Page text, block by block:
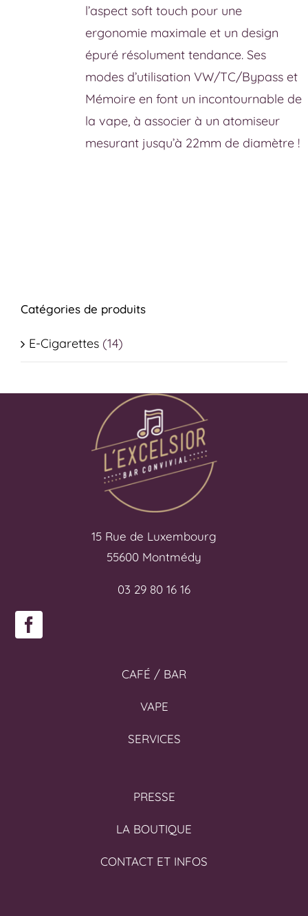
l’aspect soft touch pour une
ergonomie maximale et un design
épuré résolument tendance. Ses
modes d’utilisation VW/TC/Bypass et
Mémoire en font un incontournable de
la vape, à associer à un atomiseur
mesurant jusqu’à 22mm de diamètre !
Catégories de produits
E-Cigarettes (14)
15 Rue de Luxembourg
55600 Montmédy
03 29 80 16 16
CAFÉ / BAR
VAPE
SERVICES
PRESSE
LA BOUTIQUE
CONTACT ET INFOS